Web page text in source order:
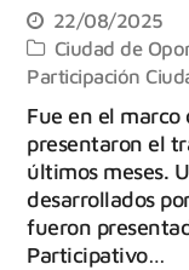
22/08/2025
Ciudad de
Participación
Fue en el
presentaron el
últimos meses.
desarrollados
fueron
Participativo…